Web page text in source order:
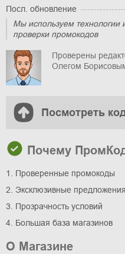
Посл. обновление
Мы используем технологии
проверки промокодов
Проверены
Олегом
Посмотреть
Почему
1. Проверенные промокоды
2. Эксклюзивные предложения
3. Прозрачность условий
4. Большая база магазинов
О Магазине